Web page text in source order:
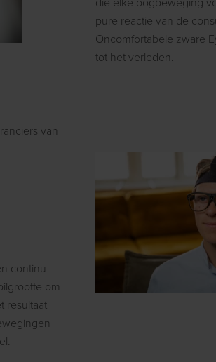
pure reactie van de
Oncomfortabele zware
tot het verleden.
van
continu
om
resultaat